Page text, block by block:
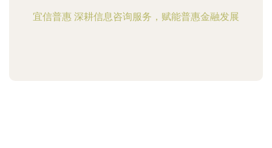
宜信普惠 深耕信息咨询服务，赋能普惠金融发展